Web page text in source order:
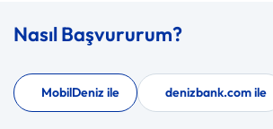
Nasıl Başvururum?
MobilDeniz ile denizbank.com ile